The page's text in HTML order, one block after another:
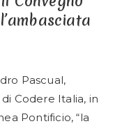
Pascual,
Codere Italia, in
Pontificio, “la